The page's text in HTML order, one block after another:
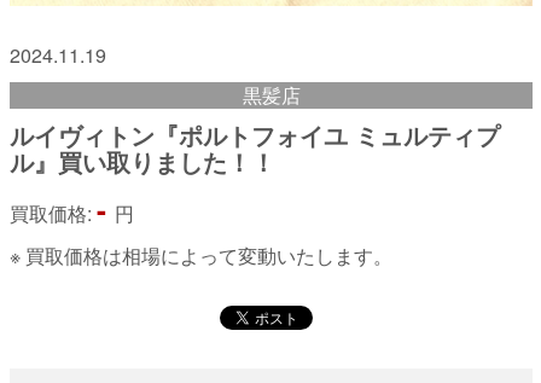
2024.11.19
黒髪店
ルイヴィトン『ポルトフォイユ ミュルティプ
ル』買い取りました！！
買取価格: - 円
※ 買取価格は相場によって変動いたします。